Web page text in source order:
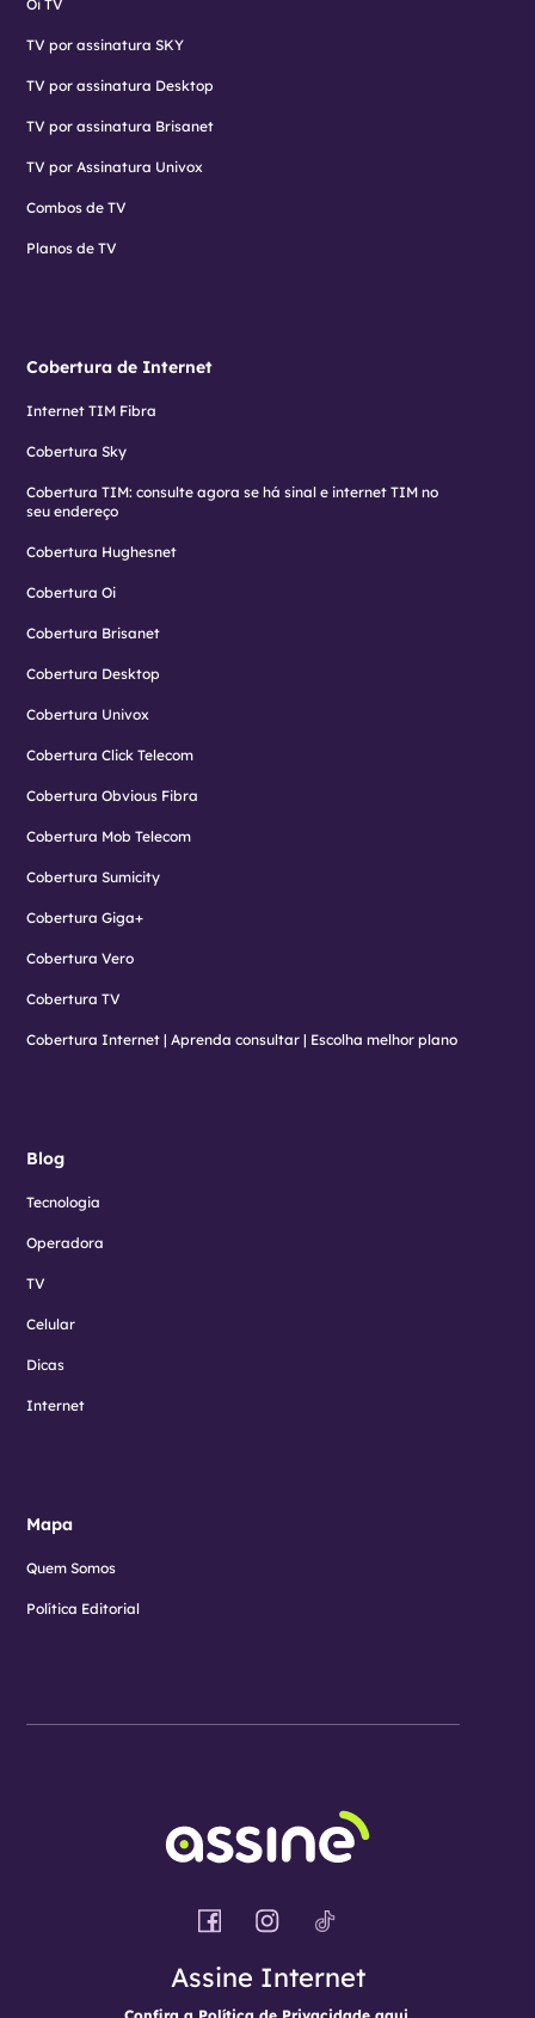
Oi TV
TV por assinatura SKY
TV por assinatura Desktop
TV por assinatura Brisanet
TV por Assinatura Univox
Combos de TV
Planos de TV
Cobertura de Internet
Internet TIM Fibra
Cobertura Sky
Cobertura TIM: consulte agora se há sinal e internet TIM no
seu endereço
Cobertura Hughesnet
Cobertura Oi
Cobertura Brisanet
Cobertura Desktop
Cobertura Univox
Cobertura Click Telecom
Cobertura Obvious Fibra
Cobertura Mob Telecom
Cobertura Sumicity
Cobertura Giga+
Cobertura Vero
Cobertura TV
Cobertura Internet | Aprenda consultar | Escolha melhor plano
Blog
Tecnologia
Operadora
TV
Celular
Dicas
Internet
Mapa
Quem Somos
Política Editorial
Assine Internet